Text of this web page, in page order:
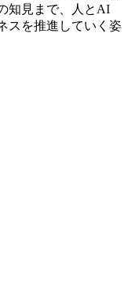
知見まで、人とAI
スを推進していく姿